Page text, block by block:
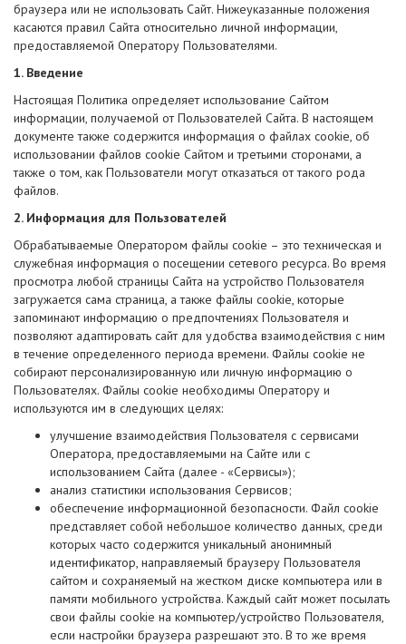
браузера или не использовать Сайт. Нижеуказанные положения
касаются правил Сайта относительно личной информации,
предоставляемой Оператору Пользователями.
1. Введение
Настоящая Политика определяет использование Сайтом
информации, получаемой от Пользователей Сайта. В настоящем
документе также содержится информация о файлах cookie, об
использовании файлов cookie Сайтом и третьими сторонами, а
также о том, как Пользователи могут отказаться от такого рода
файлов.
2. Информация для Пользователей
Обрабатываемые Оператором файлы cookie – это техническая и
служебная информация о посещении сетевого ресурса. Во время
просмотра любой страницы Сайта на устройство Пользователя
загружается сама страница, а также файлы cookie, которые
запоминают информацию о предпочтениях Пользователя и
позволяют адаптировать сайт для удобства взаимодействия с ним
в течение определенного периода времени. Файлы cookie не
собирают персонализированную или личную информацию о
Пользователях. Файлы cookie необходимы Оператору и
используются им в следующих целях:
улучшение взаимодействия Пользователя с сервисами
Оператора, предоставляемыми на Сайте или с
использованием Сайта (далее - «Сервисы»);
анализ статистики использования Сервисов;
обеспечение информационной безопасности. Файл cookie
представляет собой небольшое количество данных, среди
которых часто содержится уникальный анонимный
идентификатор, направляемый браузеру Пользователя
сайтом и сохраняемый на жестком диске компьютера или в
памяти мобильного устройства. Каждый сайт может посылать
свои файлы cookie на компьютер/устройство Пользователя,
если настройки браузера разрешают это. В то же время